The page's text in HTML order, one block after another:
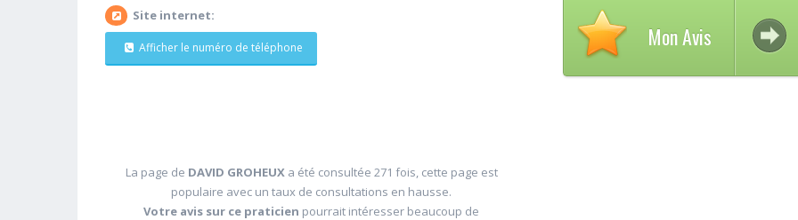
Site internet:
Afficher le numéro de téléphone
La page de DAVID GROHEUX a été consultée 271 fois, cette page est
populaire avec un taux de consultations en hausse.
Votre avis sur ce praticien pourrait intéresser beaucoup de
Mon Avis